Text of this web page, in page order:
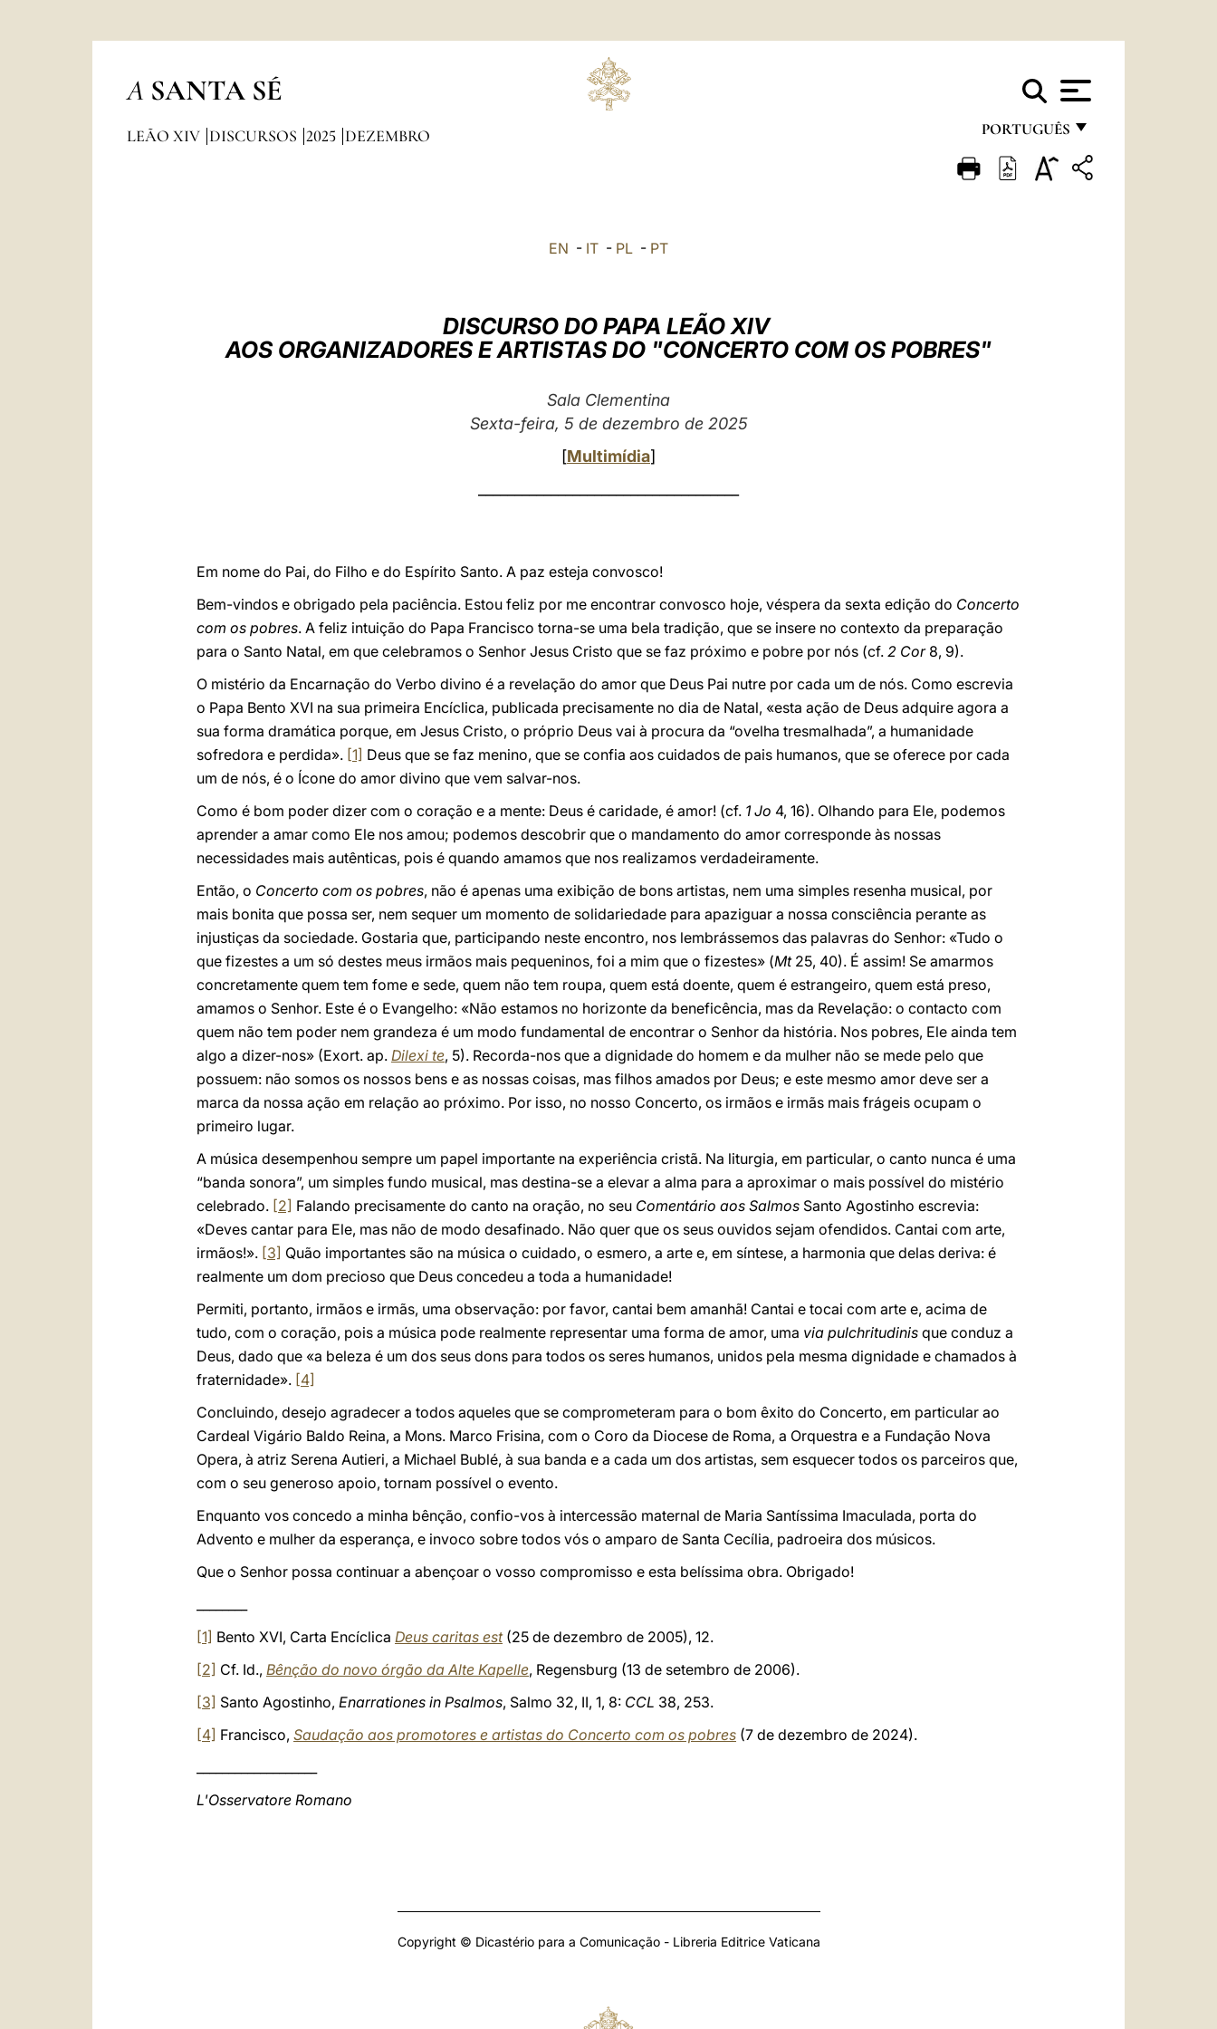
A SANTA SÉ
PORTUGUÊS
FRANÇAIS
DEUTSCH
LEÃO XIV DISCURSOS 2025 DEZEMBRO
EN - IT - PL - PT
DISCURSO DO PAPA LEÃO XIV
AOS ORGANIZADORES E ARTISTAS DO "CONCERTO COM OS POBRES"
Sala Clementina
Sexta-feira, 5 de dezembro de 2025
[Multimídia]
Em nome do Pai, do Filho e do Espírito Santo. A paz esteja convosco!
Bem-vindos e obrigado pela paciência. Estou feliz por me encontrar convosco hoje, véspera da sexta edição do Concerto
com os pobres. A feliz intuição do Papa Francisco torna-se uma bela tradição, que se insere no contexto da preparação
para o Santo Natal, em que celebramos o Senhor Jesus Cristo que se faz próximo e pobre por nós (cf. 2 Cor8, 9).
O mistério da Encarnação do Verbo divino é a revelação do amor que Deus Pai nutre por cada um de nós. Como escrevia
o Papa Bento XVI na sua primeira Encíclica, publicada precisamente no dia de Natal, «esta ação de Deus adquire agora a
sua forma dramática porque, em Jesus Cristo, o próprio Deus vai à procura da “ovelha tresmalhada”, a humanidade
sofredora e perdida». [1] Deus que se faz menino, que se confia aos cuidados de pais humanos, que se oferece por cada
um de nós, é o Ícone do amor divino que vem salvar-nos.
Como é bom poder dizer com o coração e a mente: Deus é caridade, é amor! (cf. 1 Jo 4, 16). Olhando para Ele, podemos
aprender a amar como Ele nos amou; podemos descobrir que o mandamento do amor corresponde às nossas
necessidades mais autênticas, pois é quando amamos que nos realizamos verdadeiramente.
Então, o Concerto com os pobres, não é apenas uma exibição de bons artistas, nem uma simples resenha musical, por
mais bonita que possa ser, nem sequer um momento de solidariedade para apaziguar a nossa consciência perante as
injustiças da sociedade. Gostaria que, participando neste encontro, nos lembrássemos das palavras do Senhor: «Tudo o
que fizestes a um só destes meus irmãos mais pequeninos, foi a mim que o fizestes» (Mt25, 40). É assim! Se amarmos
concretamente quem tem fome e sede, quem não tem roupa, quem está doente, quem é estrangeiro, quem está preso,
amamos o Senhor. Este é o Evangelho: «Não estamos no horizonte da beneficência, mas da Revelação: o contacto com
quem não tem poder nem grandeza é um modo fundamental de encontrar o Senhor da história. Nos pobres, Ele ainda tem
algo a dizer-nos» (Exort. ap. Dilexi te, 5). Recorda-nos que a dignidade do homem e da mulher não se mede pelo que
possuem: não somos os nossos bens e as nossas coisas, mas filhos amados por Deus; e este mesmo amor deve ser a
marca da nossa ação em relação ao próximo. Por isso, no nosso Concerto, os irmãos e irmãs mais frágeis ocupam o
primeiro lugar.
A música desempenhou sempre um papel importante na experiência cristã. Na liturgia, em particular, o canto nunca é uma
“banda sonora”, um simples fundo musical, mas destina-se a elevar a alma para a aproximar o mais possível do mistério
celebrado. [2] Falando precisamente do canto na oração, no seu Comentário aos Salmos Santo Agostinho escrevia:
«Deves cantar para Ele, mas não de modo desafinado. Não quer que os seus ouvidos sejam ofendidos. Cantai com arte,
irmãos!». [3] Quão importantes são na música o cuidado, o esmero, a arte e, em síntese, a harmonia que delas deriva: é
realmente um dom precioso que Deus concedeu a toda a humanidade!
Permiti, portanto, irmãos e irmãs, uma observação: por favor, cantai bem amanhã! Cantai e tocai com arte e, acima de
tudo, com o coração, pois a música pode realmente representar uma forma de amor, uma via pulchritudinis que conduz a
Deus, dado que «a beleza é um dos seus dons para todos os seres humanos, unidos pela mesma dignidade e chamados à
fraternidade». [4]
Concluindo, desejo agradecer a todos aqueles que se comprometeram para o bom êxito do Concerto, em particular ao
Cardeal Vigário Baldo Reina, a Mons. Marco Frisina, com o Coro da Diocese de Roma, a Orquestra e a Fundação Nova
Opera, à atriz Serena Autieri, a Michael Bublé, à sua banda e a cada um dos artistas, sem esquecer todos os parceiros que,
com o seu generoso apoio, tornam possível o evento.
Enquanto vos concedo a minha bênção, confio-vos à intercessão maternal de Maria Santíssima Imaculada, porta do
Advento e mulher da esperança, e invoco sobre todos vós o amparo de Santa Cecília, padroeira dos músicos.
Que o Senhor possa continuar a abençoar o vosso compromisso e esta belíssima obra. Obrigado!
[1] Bento XVI, Carta Encíclica Deus caritas est(25 de dezembro de 2005), 12.
[2] Cf. Id., Bênção do novo órgão da Alte Kapelle, Regensburg (13 de setembro de 2006).
[3] Santo Agostinho, Enarrationes in Psalmos, Salmo 32, II, 1, 8: CCL 38, 253.
[4] Francisco, Saudação aos promotores e artistas do Concerto com os pobres (7 de dezembro de 2024).
L'Osservatore Romano
Copyright © Dicastério para a Comunicação - Libreria Editrice Vaticana